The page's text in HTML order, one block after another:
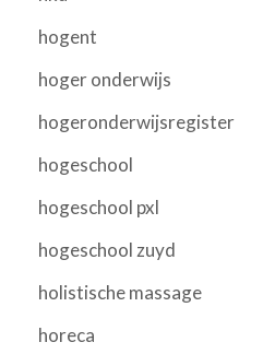
hogent
hoger onderwijs
hogeronderwijsregister
hogeschool
hogeschool pxl
hogeschool zuyd
holistische massage
horeca